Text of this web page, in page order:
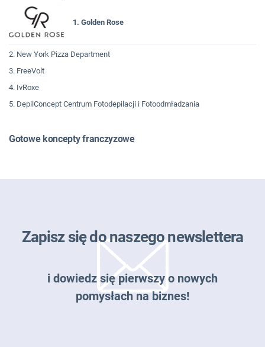
1. Golden Rose
2. New York Pizza Department
3. FreeVolt
4. IvRoxe
5. DepilConcept Centrum Fotodepilacji i Fotoodmładzania
Gotowe koncepty franczyzowe
Zapisz się do naszego newslettera
i dowiedz się pierwszy o nowych
pomysłach na biznes!